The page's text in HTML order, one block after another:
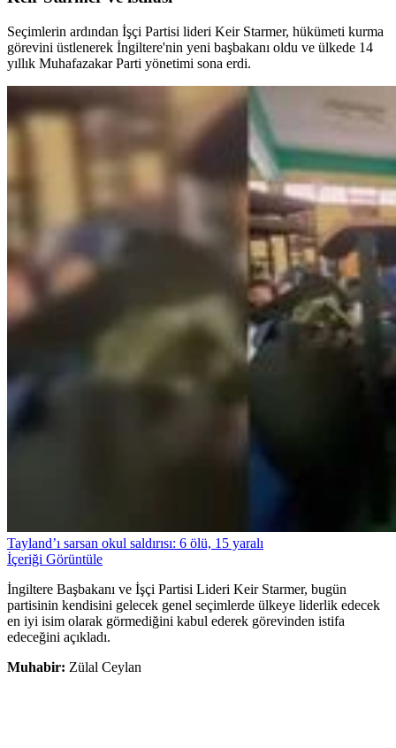
Seçimlerin ardından İşçi Partisi lideri Keir Starmer, hükümeti kurma
görevini üstlenerek İngiltere'nin yeni başbakanı oldu ve ülkede 14
yıllık Muhafazakar Parti yönetimi sona erdi.
Tayland’ı sarsan okul saldırısı: 6 ölü, 15 yaralı
İçeriği Görüntüle
İngiltere Başbakanı ve İşçi Partisi Lideri Keir Starmer, bugün
partisinin kendisini gelecek genel seçimlerde ülkeye liderlik edecek
en iyi isim olarak görmediğini kabul ederek görevinden istifa
edeceğini açıkladı.
Muhabir: Zülal Ceylan